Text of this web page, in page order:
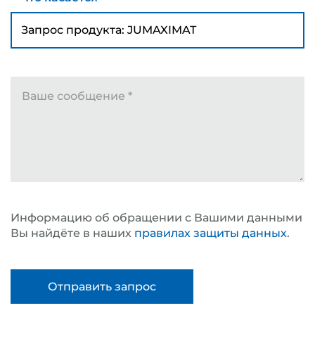
Ваше сообщение *
Информацию об обращении с Вашими данными
Вы найдёте в наших правилах защиты данных.